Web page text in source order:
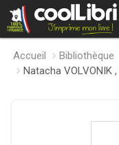
Accueil Bibliothèque
Natacha VOLVONIK